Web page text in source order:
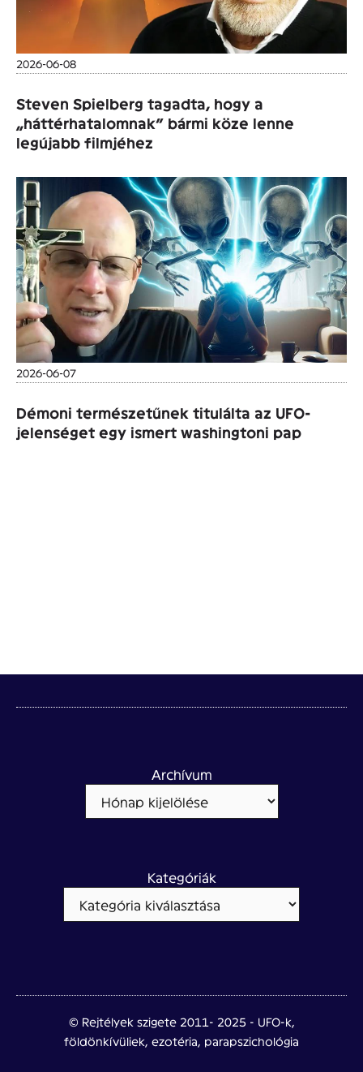
2026-06-08
Steven Spielberg tagadta, hogy a
„háttérhatalomnak” bármi köze lenne
legújabb filmjéhez
2026-06-07
Démoni természetűnek titulálta az UFO-
jelenséget egy ismert washingtoni pap
Archívum
Kategóriák
© Rejtélyek szigete 2011- 2025 - UFO-k,
földönkívüliek, ezotéria, parapszichológia